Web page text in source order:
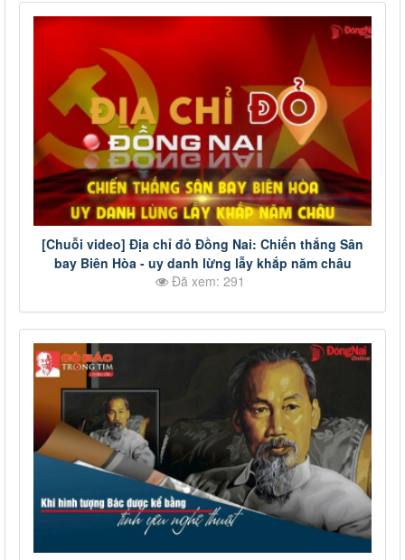
[Chuỗi video] Địa chỉ đỏ Đồng Nai: Chiến thắng Sân
bay Biên Hòa - uy danh lừng lẫy khắp năm châu
Đã xem: 291